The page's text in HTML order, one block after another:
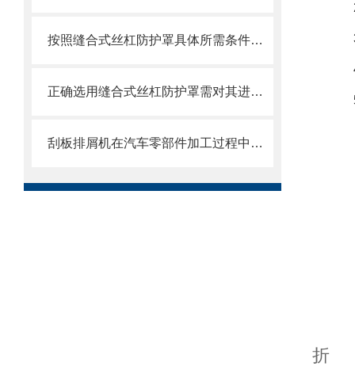
按照缝合式丝杠防护罩具体所需条件定制
正确选用缝合式丝杠防护罩需对其进行风险评估
刮板排屑机在汽车零部件加工过程中的作用
折